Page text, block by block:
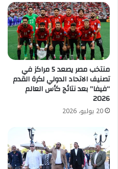
منتخب مصر يصعد 5 مراكز في
تصنيف الاتحاد الدولي لكرة القدم
“فيفا” بعد نتائج كأس العالم
2026
20 يوليو، 2026